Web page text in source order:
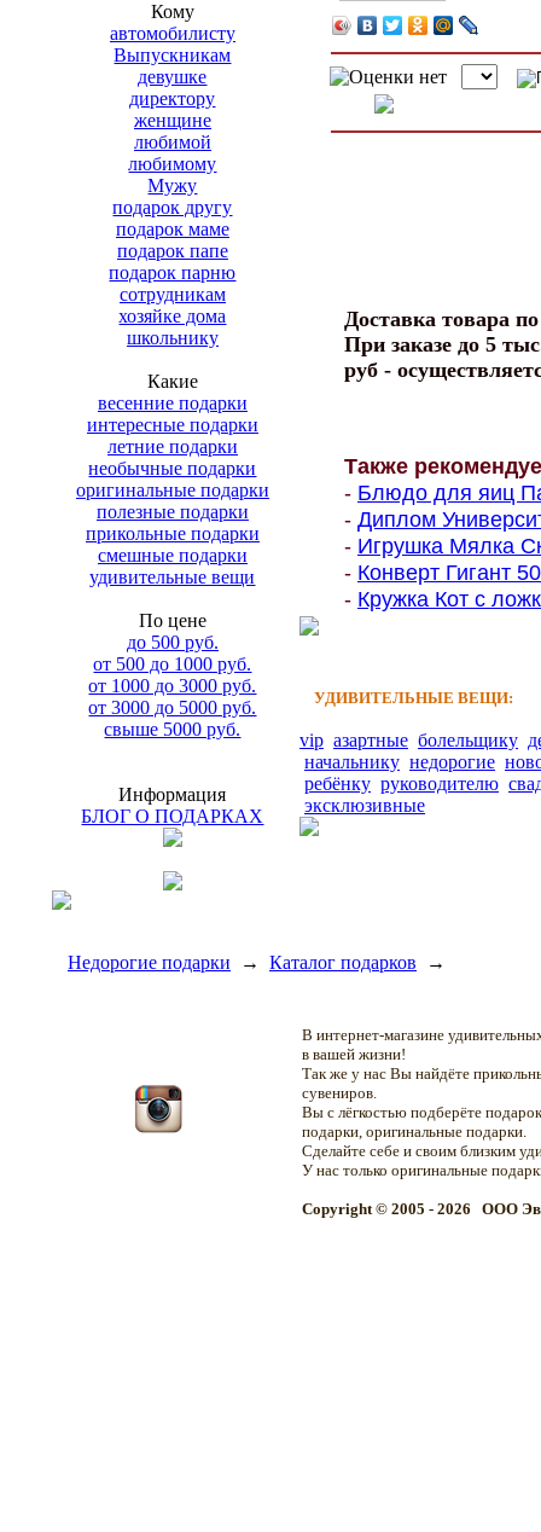
Кому
автомобилисту
Выпускникам
девушке
директору
женщине
любимой
любимому
Мужу
подарок другу
подарок маме
подарок папе
подарок парню
сотрудникам
хозяйке дома
школьнику
Какие
весенние подарки
интересные подарки
летние подарки
необычные подарки
оригинальные подарки
полезные подарки
прикольные подарки
смешные подарки
удивительные вещи
По цене
до 500 руб.
от 500 до 1000 руб.
от 1000 до 3000 руб.
от 3000 до 5000 руб.
свыше 5000 руб.
Информация
БЛОГ О ПОДАРКАХ
Доставка товара
При заказе до 5
руб -
Также
- Блюдо для яиц
- Диплом
- Игрушка Мялка
- Конверт Гигант
- Кружка Кот с
УДИВИТЕЛЬНЫЕ ВЕЩИ:
vip азартные болельщику
начальнику недорогие
ребёнку руководителю
эксклюзивные
Недорогие подарки → Каталог подарков →
В интернет-магазине
в вашей жизни!
Так же у нас Вы найдёте
сувениров.
Вы с лёгкостью подберёте
подарки, оригинальные подарки.
Сделайте себе и своим близким
У нас только оригинальные
Copyright © 2005 - 2026 OOO